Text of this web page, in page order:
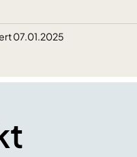
07.01.2025